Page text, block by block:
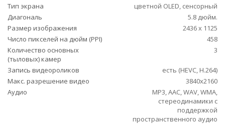
Тип экрана
цветной OLED, сенсорный
Диагональ
5.8 дюйм.
Размер изображения
2436 x 1125
Число пикселей на дюйм (PPI)
458
Количество основных
(тыловых) камер
3
Запись видеороликов
есть (HEVC, H.264)
Макс. разрешение видео
3840x2160
Аудио
MP3, AAC, WAV, WMA,
стереодинамики с
поддержкой
пространственного аудио